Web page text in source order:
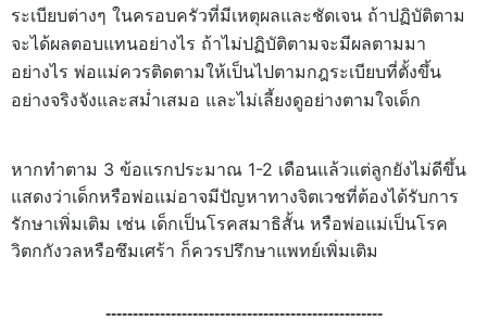
ระเบียบต่างๆ ในครอบครัวที่มีเหตุผลและชัดเจน ถ้าปฏิบัติตาม
จะได้ผลตอบแทนอย่างไร ถ้าไม่ปฏิบัติตามจะมีผลตามมา
อย่างไร พ่อแม่ควรติดตามให้เป็นไปตามกฎระเบียบที่ตั้งขึ้น
อย่างจริงจังและสม่ำเสมอ และไม่เลี้ยงดูอย่างตามใจเด็ก
หากทำตาม 3 ข้อแรกประมาณ 1-2 เดือนแล้วแต่ลูกยังไม่ดีขึ้น
แสดงว่าเด็กหรือพ่อแม่อาจมีปัญหาทางจิตเวชที่ต้องได้รับการ
รักษาเพิ่มเติม เช่น เด็กเป็นโรคสมาธิสั้น หรือพ่อแม่เป็นโรค
วิตกกังวลหรือซึมเศร้า ก็ควรปรึกษาแพทย์เพิ่มเติม
---------------------------------------------------